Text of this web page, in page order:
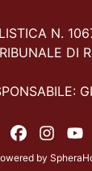
N.
DI
by